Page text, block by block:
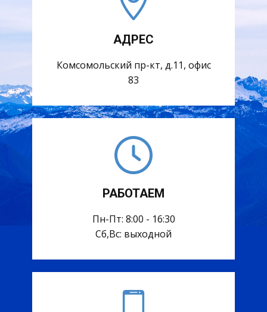
АДРЕС
Комсомольский пр-кт, д.11, офис
83
РАБОТАЕМ
Пн-Пт: 8:00 - 16:30
Сб,Вс: выходной